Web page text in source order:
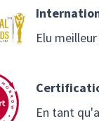
Elu
En tant